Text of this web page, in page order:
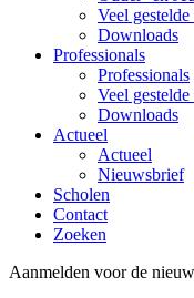
Veel gestelde
Downloads
Professionals
Professionals
Veel gestelde
Downloads
Actueel
Actueel
Nieuwsbrief
Scholen
Contact
Zoeken
Aanmelden voor de